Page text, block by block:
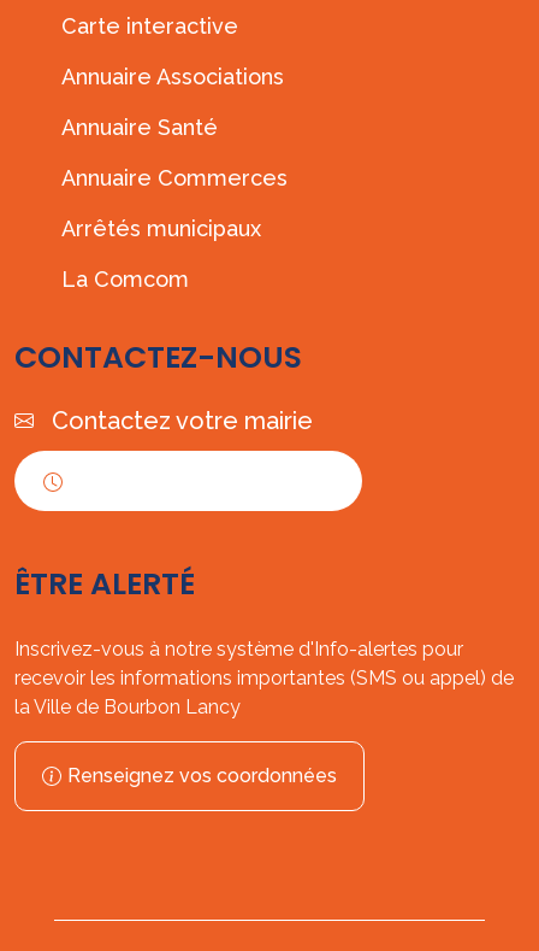
Carte interactive
Annuaire Associations
Annuaire Santé
Annuaire Commerces
Arrêtés municipaux
La Comcom
CONTACTEZ-NOUS
Contactez votre mairie
ÊTRE ALERTÉ
Inscrivez-vous à notre système d'Info-alertes pour
recevoir les informations importantes (SMS ou appel) de
la Ville de Bourbon Lancy
Renseignez vos coordonnées